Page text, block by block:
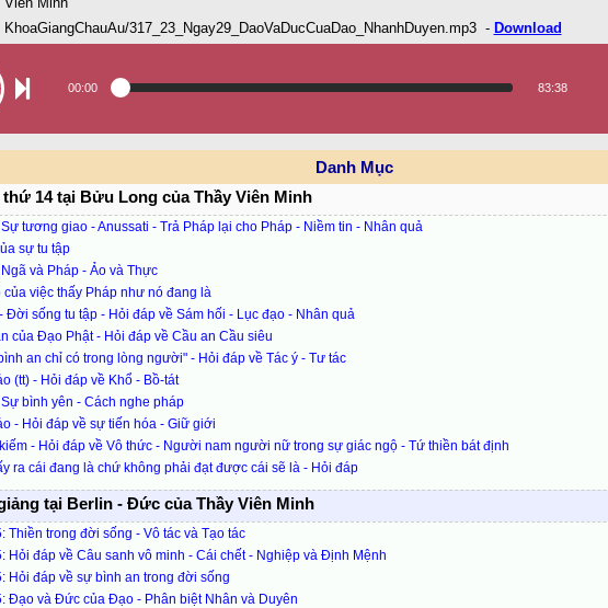
KhoaGiangChauAu/317_23_Ngay29_DaoVaDucCuaDao_NhanhDuyen.mp3- Download
00:00 83:38
Danh Mục
14 tại Bửu Long của Thầy Viên Minh
tương giao - Anussati - Trả Pháp lại cho Pháp - Niềm tin - Nhân quả
sự tu tập
và Pháp - Ảo và Thực
của việc thấy Pháp như nó đang là
Đời sống tu tập - Hỏi đáp về Sám hối - Lục đạo - Nhân quả
của Đạo Phật - Hỏi đáp về Cầu an Cầu siêu
an chỉ có trong lòng người" - Hỏi đáp về Tác ý - Tư tác
(tt) - Hỏi đáp về Khổ - Bồ-tát
bình yên - Cách nghe pháp
- Hỏi đáp về sự tiến hóa - Giữ giới
- Hỏi đáp về Vô thức - Người nam người nữ trong sự giác ngộ - Tứ thiền bát định
ra cái đang là chứ không phải đạt được cái sẽ là - Hỏi đáp
tại Berlin - Đức của Thầy Viên Minh
Thiền trong đời sống - Vô tác và Tạo tác
Hỏi đáp về Câu sanh vô minh - Cái chết - Nghiệp và Định Mệnh
Hỏi đáp về sự bình an trong đời sống
Đạo và Đức của Đạo - Phân biệt Nhân và Duyên